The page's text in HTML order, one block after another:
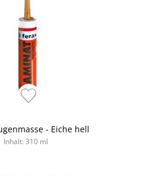
- Eiche hell
Inhalt: 310 ml